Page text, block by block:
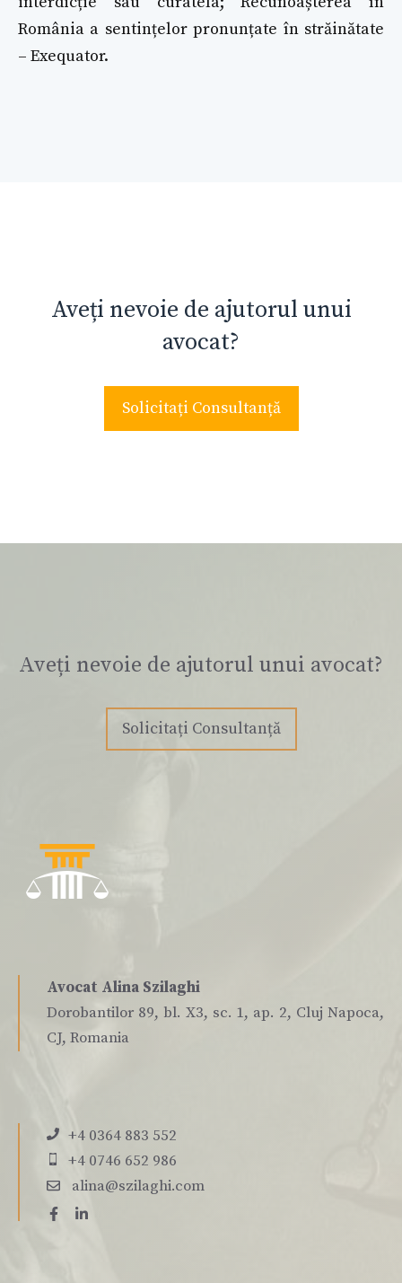
România a sentințelor pronunțate în străinătate
– Exequator.
Aveți nevoie de ajutorul unui
avocat?
Solicitați Consultanță
Aveți nevoie de ajutorul unui avocat?
Solicitați Consultanță
Avocat Alina Szilaghi
Dorobantilor 89, bl. X3, sc. 1, ap. 2, Cluj Napoca,
CJ, Romania
+4 0364 883 552
+4 0746 652 986
alina@szilaghi.com